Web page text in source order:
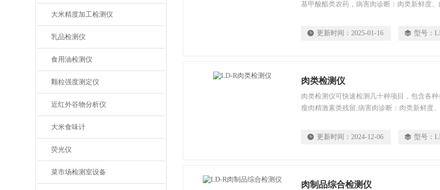
大米精度加工检测仪
乳品检测仪
食用油检测仪
颗粒强度测定仪
近红外谷物分析仪
大米食味计
荧光仪
菜市场检测室设备
基甲酸酯类农药，病害肉诊断：肉类新鲜度、
测。 该多功能肉类检测仪为集成化肉品安
更新时间： 2025-01-16 型号：
肉类检测仪
肉类检测仪可快速检测几十种项目，包含各种
瘦肉精激素类残留;病害肉诊断：肉类新鲜度
速检测分析设备，广泛应用于养殖场、屠宰
更新时间： 2024-12-06 型号：
肉制品综合检测仪